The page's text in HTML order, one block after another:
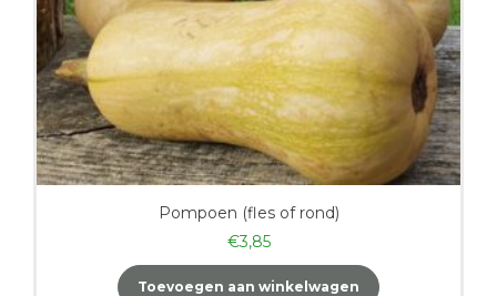
Pompoen (fles of rond)
€3,85
Toevoegen aan winkelwagen